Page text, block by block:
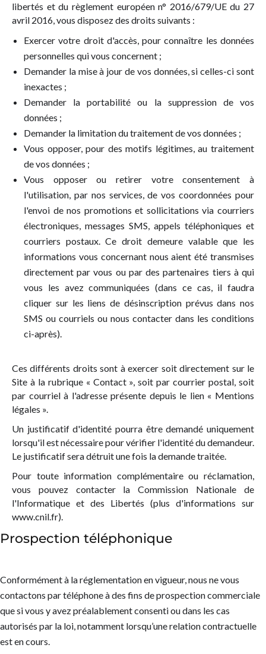
libertés et du règlement européen n° 2016/679/UE du 27
avril 2016, vous disposez des droits suivants :
Exercer votre droit d'accès, pour connaître les données
personnelles qui vous concernent ;
Demander la mise à jour de vos données, si celles-ci sont
inexactes ;
Demander la portabilité ou la suppression de vos
données ;
Demander la limitation du traitement de vos données ;
Vous opposer, pour des motifs légitimes, au traitement
de vos données ;
Vous opposer ou retirer votre consentement à
l'utilisation, par nos services, de vos coordonnées pour
l'envoi de nos promotions et sollicitations via courriers
électroniques, messages SMS, appels téléphoniques et
courriers postaux. Ce droit demeure valable que les
informations vous concernant nous aient été transmises
directement par vous ou par des partenaires tiers à qui
vous les avez communiquées (dans ce cas, il faudra
cliquer sur les liens de désinscription prévus dans nos
SMS ou courriels ou nous contacter dans les conditions
ci-après).
Ces différents droits sont à exercer soit directement sur le
Site à la rubrique « Contact », soit par courrier postal, soit
par courriel à l'adresse présente depuis le lien « Mentions
légales ».
Un justificatif d'identité pourra être demandé uniquement
lorsqu'il est nécessaire pour vérifier l'identité du demandeur.
Le justificatif sera détruit une fois la demande traitée.
Pour toute information complémentaire ou réclamation,
vous pouvez contacter la Commission Nationale de
l'Informatique et des Libertés (plus d'informations sur
www.cnil.fr).
Prospection téléphonique
Conformément à la réglementation en vigueur, nous ne vous
contactons par téléphone à des fins de prospection commerciale
que si vous y avez préalablement consenti ou dans les cas
autorisés par la loi, notamment lorsqu’une relation contractuelle
est en cours.